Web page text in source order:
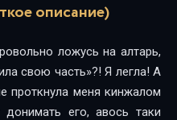
описание)
ложусь на алтарь,
свою часть»?! Я легла! А
проткнула меня кинжалом
его, авось таки